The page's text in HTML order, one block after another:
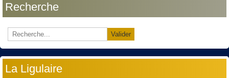
Recherche
Valider
La Ligulaire